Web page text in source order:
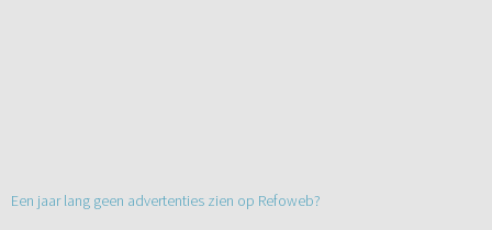
Een jaar lang geen advertenties zien op Refoweb?